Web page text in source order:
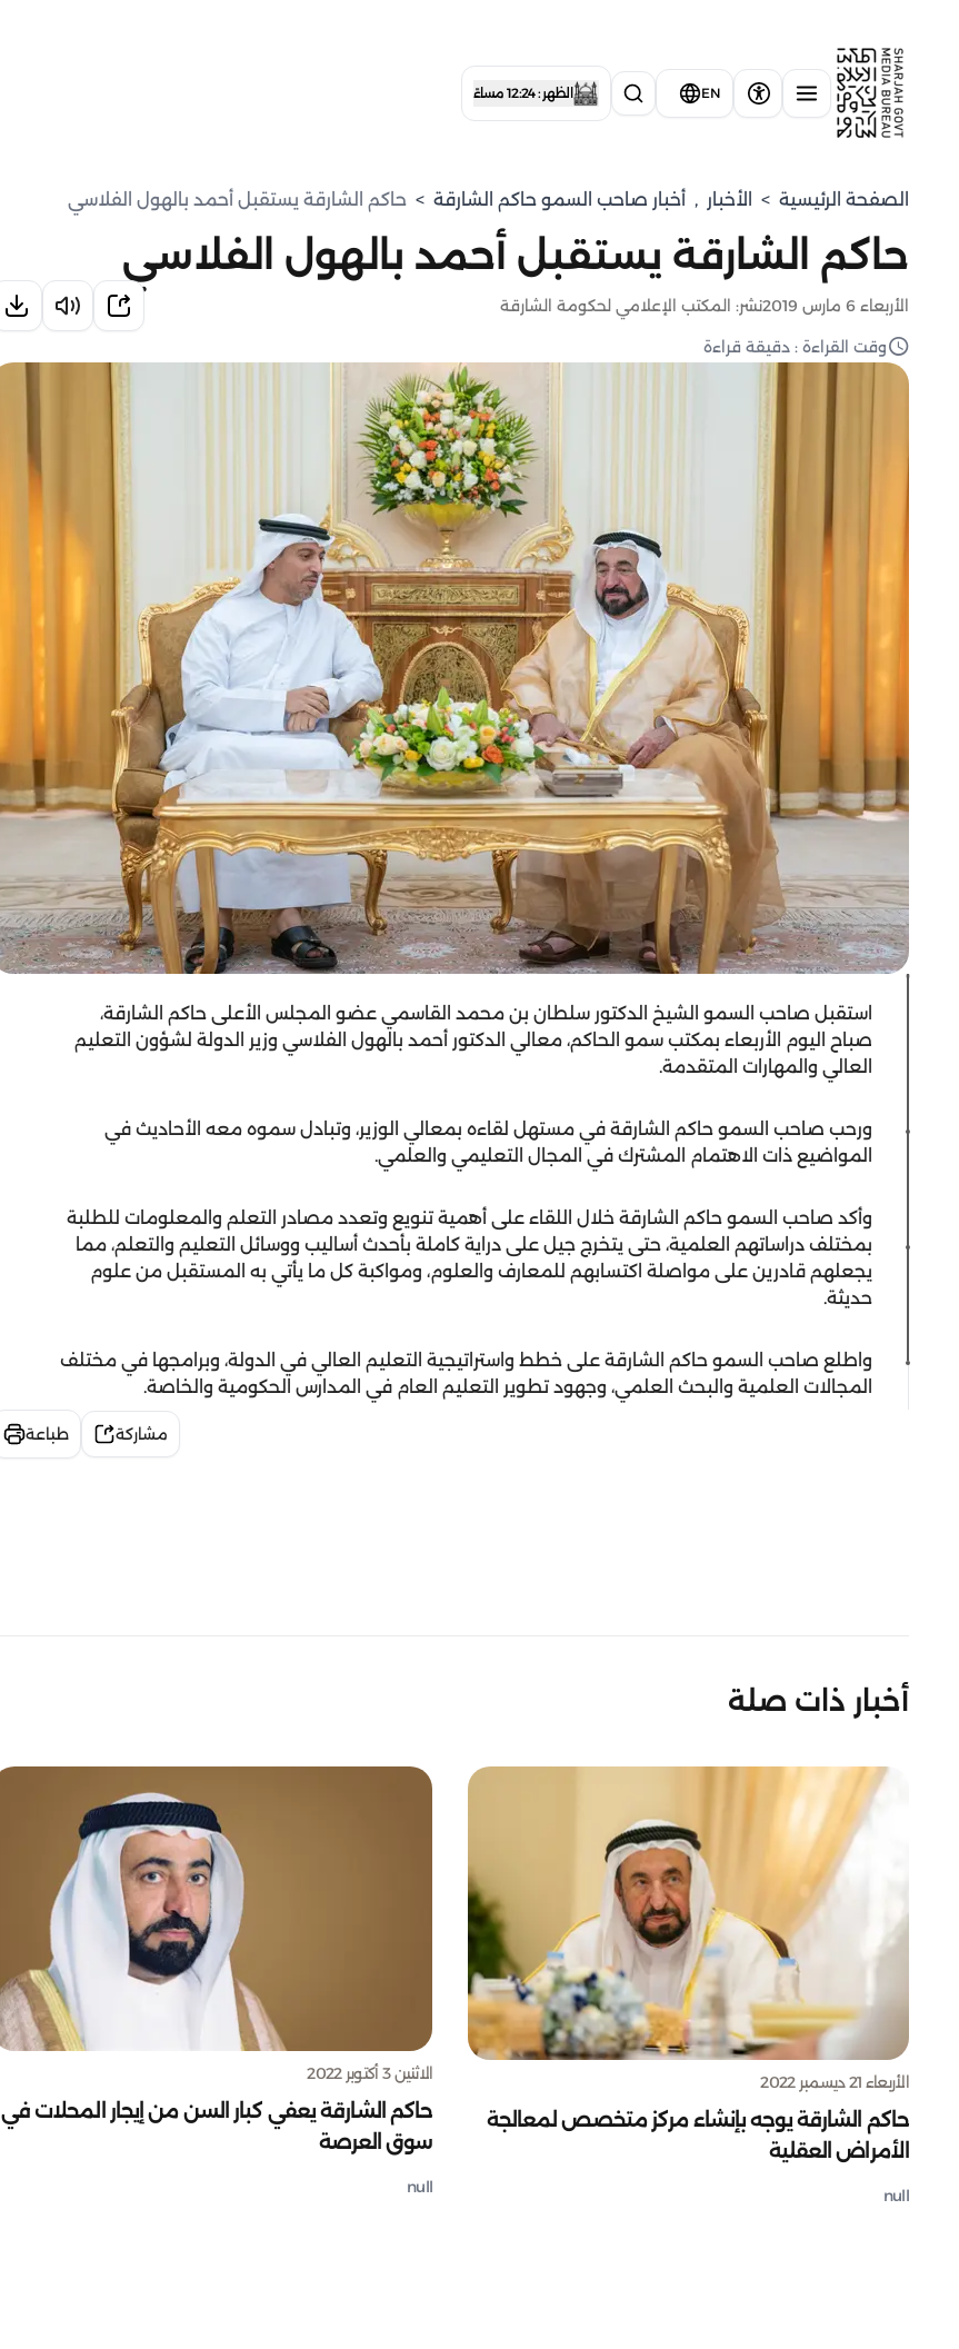
EN الظهر : 12:24 مساءً
الصفحة الرئيسية > الأخبار , أخبار صاحب السمو حاكم الشارقة > حاكم الشارقة يستقبل أحمد بالهول الفلاسي
حاكم الشارقة يستقبل أحمد بالهول الفلاسي
الأربعاء 6 مارس 2019 نشر: المكتب الإعلامي لحكومة الشارقة
وقت القراءة : دقيقة قراءة
استقبل صاحب السمو الشيخ الدكتور سلطان بن محمد القاسمي عضو المجلس الأعلى حاكم الشارقة،
صباح اليوم الأربعاء بمكتب سمو الحاكم، معالي الدكتور أحمد بالهول الفلاسي وزير الدولة لشؤون التعليم
العالي والمهارات المتقدمة.
ورحب صاحب السمو حاكم الشارقة في مستهل لقاءه بمعالي الوزير، وتبادل سموه معه الأحاديث في
المواضيع ذات الاهتمام المشترك في المجال التعليمي والعلمي.
وأكد صاحب السمو حاكم الشارقة خلال اللقاء على أهمية تنويع وتعدد مصادر التعلم والمعلومات للطلبة
بمختلف دراساتهم العلمية، حتى يتخرج جيل على دراية كاملة بأحدث أساليب ووسائل التعليم والتعلم، مما
يجعلهم قادرين على مواصلة اكتسابهم للمعارف والعلوم، ومواكبة كل ما يأتي به المستقبل من علوم
حديثة.
واطلع صاحب السمو حاكم الشارقة على خطط واستراتيجية التعليم العالي في الدولة، وبرامجها في مختلف
المجالات العلمية والبحث العلمي، وجهود تطوير التعليم العام في المدارس الحكومية والخاصة.
مشاركة طباعة
أخبار ذات صلة
الأربعاء 21 ديسمبر 2022
حاكم الشارقة يوجه بإنشاء مركز متخصص لمعالجة
الأمراض العقلية
null
الاثنين 3 أكتوبر 2022
حاكم الشارقة يعفي كبار السن من إيجار المحلات في
سوق العرصة
null